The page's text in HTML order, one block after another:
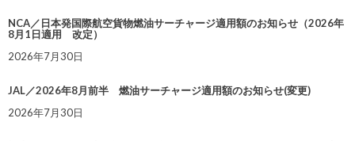
NCA／日本発国際航空貨物燃油サーチャージ適用額のお知らせ（2026年
8月1日適用 改定）
2026年7月30日
JAL／2026年8月前半 燃油サーチャージ適用額のお知らせ(変更)
2026年7月30日